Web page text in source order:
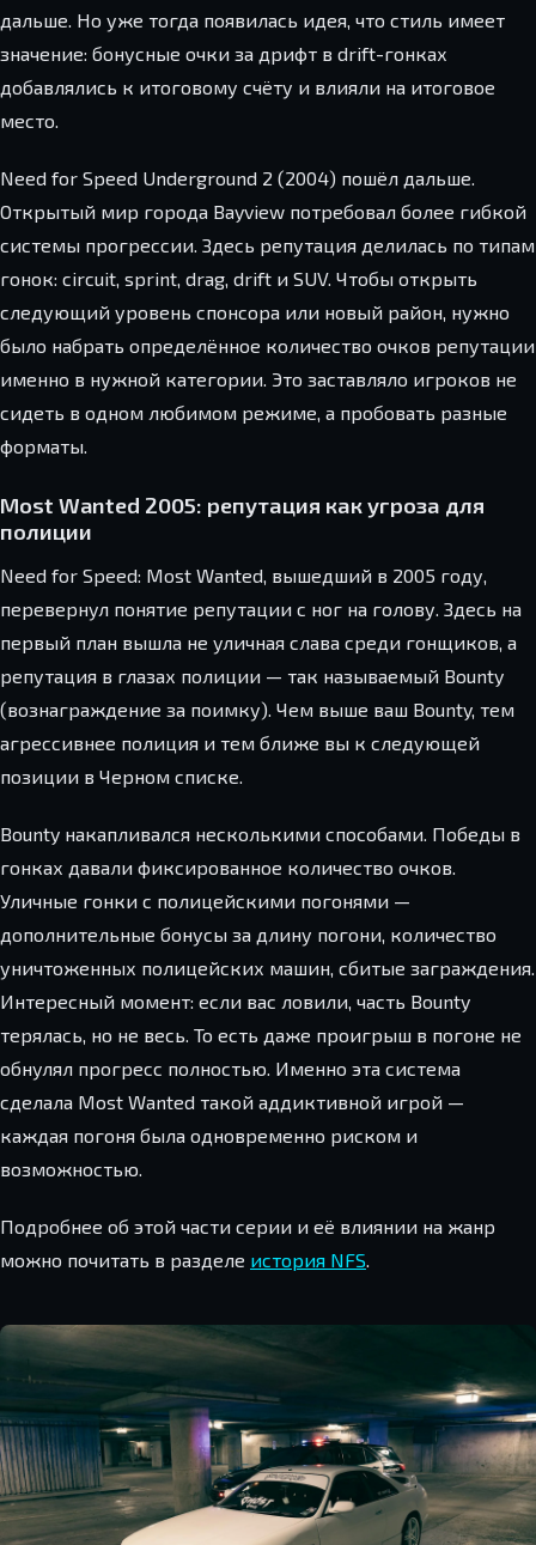
дальше. Но уже тогда появилась идея, что стиль имеет
значение: бонусные очки за дрифт в drift-гонках
добавлялись к итоговому счёту и влияли на итоговое
место.
Need for Speed Underground 2 (2004) пошёл дальше.
Открытый мир города Bayview потребовал более гибкой
системы прогрессии. Здесь репутация делилась по типам
гонок: circuit, sprint, drag, drift и SUV. Чтобы открыть
следующий уровень спонсора или новый район, нужно
было набрать определённое количество очков репутации
именно в нужной категории. Это заставляло игроков не
сидеть в одном любимом режиме, а пробовать разные
форматы.
Most Wanted 2005: репутация как угроза для
полиции
Need for Speed: Most Wanted, вышедший в 2005 году,
перевернул понятие репутации с ног на голову. Здесь на
первый план вышла не уличная слава среди гонщиков, а
репутация в глазах полиции — так называемый Bounty
(вознаграждение за поимку). Чем выше ваш Bounty, тем
агрессивнее полиция и тем ближе вы к следующей
позиции в Черном списке.
Bounty накапливался несколькими способами. Победы в
гонках давали фиксированное количество очков.
Уличные гонки с полицейскими погонями —
дополнительные бонусы за длину погони, количество
уничтоженных полицейских машин, сбитые заграждения.
Интересный момент: если вас ловили, часть Bounty
терялась, но не весь. То есть даже проигрыш в погоне не
обнулял прогресс полностью. Именно эта система
сделала Most Wanted такой аддиктивной игрой —
каждая погоня была одновременно риском и
возможностью.
Подробнее об этой части серии и её влиянии на жанр
можно почитать в разделе история NFS.